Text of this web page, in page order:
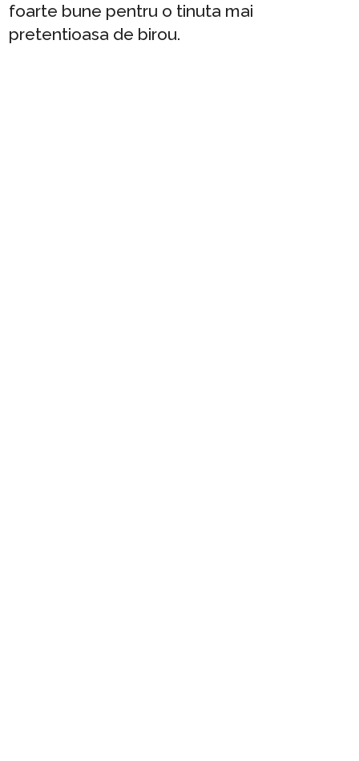
foarte bune pentru o tinuta mai
pretentioasa de birou.